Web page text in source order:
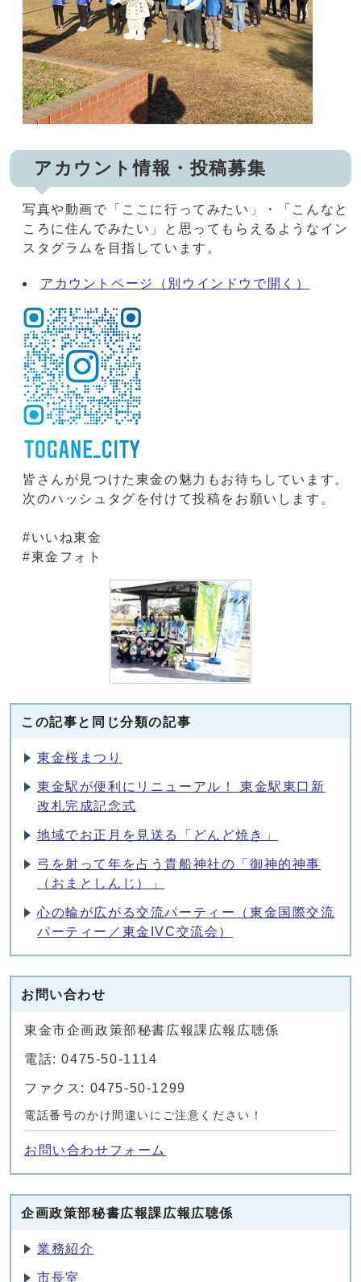
アカウント情報・投稿募集
写真や動画で「ここに行ってみたい」・「こんなと
ころに住んでみたい」と思ってもらえるようなイン
スタグラムを目指しています。
アカウントページ （別ウインドウで開く）
皆さんが見つけた東金の魅力もお待ちしています。
次のハッシュタグを付けて投稿をお願いします。
#いいね東金
#東金フォト
この記事と同じ分類の記事
東金桜まつり
東金駅が便利にリニューアル！ 東金駅東口新
改札完成記念式
地域でお正月を見送る「どんど焼き」
弓を射って年を占う貴船神社の「御神的神事
（おまとしんじ）」
心の輪が広がる交流パーティー（東金国際交流
パーティー／東金IVC交流会）
お問い合わせ
東金市企画政策部秘書広報課広報広聴係
電話: 0475-50-1114
ファクス: 0475-50-1299
電話番号のかけ間違いにご注意ください！
お問い合わせフォーム
企画政策部秘書広報課広報広聴係
業務紹介
市長室